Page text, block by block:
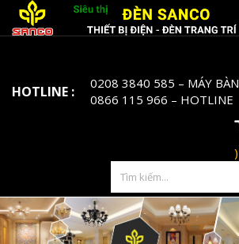
HOTLINE : 0208 3840 585 – MÁY BÀN
0866 115 966 – HOTLINE
)